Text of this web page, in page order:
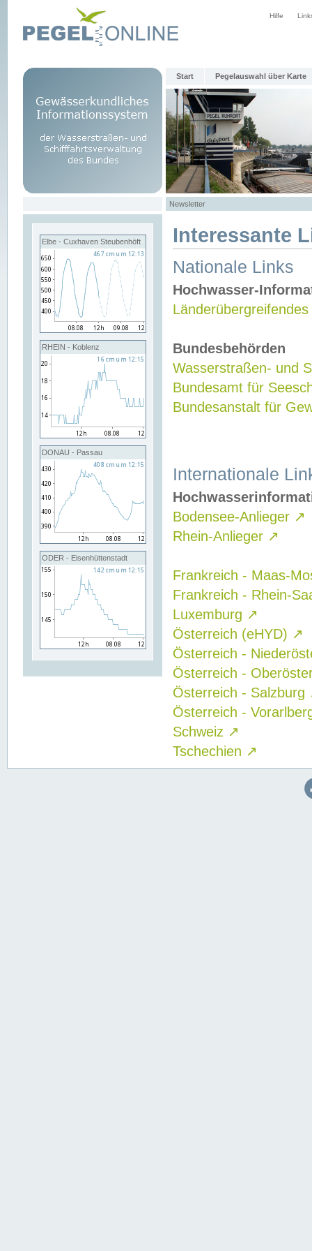
Hilfe
Start Pegelauswahl über Karte
Newsletter
Elbe - Cuxhaven Steubenhöft
RHEIN - Koblenz
DONAU - Passau
ODER - Eisenhüttenstadt
Interessante
Nationale Links
Hochwasser-
Bundesbehörden
Wasserstraßen- und
Bundesamt für
Bundesanstalt für
Internationale
Bodensee-Anlieger ↗
Rhein-Anlieger ↗
Frankreich - Maas-
Frankreich - Rhein-
Luxemburg ↗
Österreich (eHYD) ↗
Österreich -
Österreich -
Österreich - Salzburg
Österreich -
Schweiz ↗
Tschechien ↗